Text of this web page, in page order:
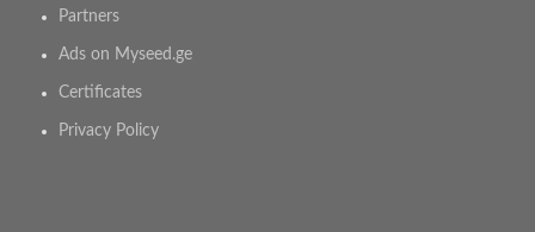
Partners
Ads on Myseed.ge
Certificates
Privacy Policy